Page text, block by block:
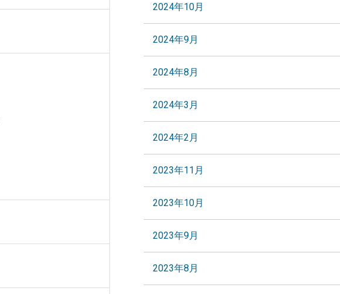
2024年10月
2024年9月
2024年8月
2024年3月
2024年2月
2023年11月
2023年10月
2023年9月
2023年8月